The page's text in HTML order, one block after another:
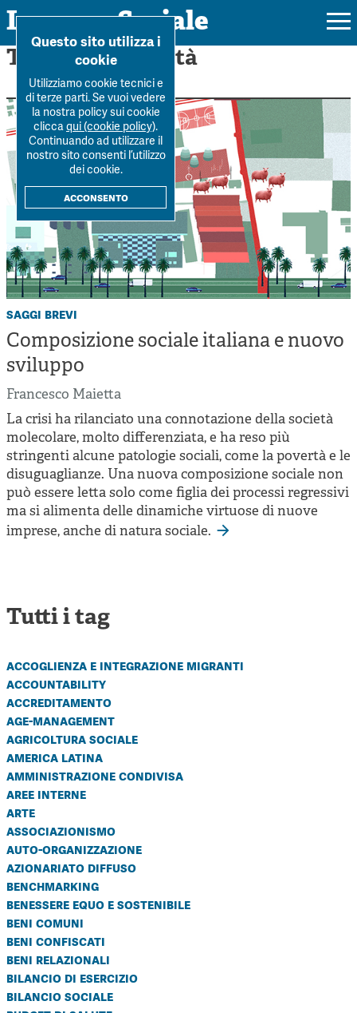
Impresa Sociale
Rivista
Ultimo numero
La Rivista
Submission
Colophon
Autori
Archivio
Argomenti
Forum
Forum
Tutti gli articoli
Autori
Argomenti
Dossier
Tutti i dossier
Workshop Impresa Sociale 2021
Impresa sociale, reciprocità e sostenibilità
Innovazione sociale
Cooperative di comunità
Impresa sociale e democrazia
Acini di fuoco - Dossier Mezzogiorno
Valutazione e dintorni
Chi siamo
Contatti
Sostienici
Home
Tag: Terza società
saggi brevi
Composizione sociale italiana e nuovo
sviluppo
Francesco Maietta
La crisi ha rilanciato una connotazione della società
molecolare, molto differenziata, e ha reso più
stringenti alcune patologie sociali, come la povertà e le
disuguaglianze. Una nuova composizione sociale non
può essere letta solo come figlia dei processi regressivi
ma si alimenta delle dinamiche virtuose di nuove
imprese, anche di natura sociale.
Tutti i tag
accoglienza e integrazione migranti
accountability
accreditamento
age-management
agricoltura sociale
america latina
amministrazione condivisa
aree interne
arte
associazionismo
auto-organizzazione
azionariato diffuso
benchmarking
benessere equo e sostenibile
beni comuni
beni confiscati
beni relazionali
bilancio di esercizio
bilancio sociale
Questo sito utilizza i
cookie
Utilizziamo cookie tecnici e
di terze parti. Se vuoi vedere
la nostra policy sui cookie
cliccaqui (cookie policy).
Continuando ad utilizzare il
nostro sito consenti l’utilizzo
dei cookie.
acconsento